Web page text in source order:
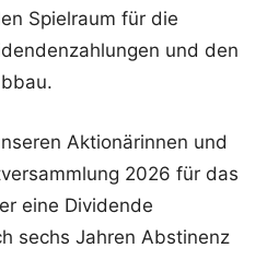
Spielraum für die
und den
Aktionärinnen und
2026 für das
eine Dividende
sechs Jahren Abstinenz